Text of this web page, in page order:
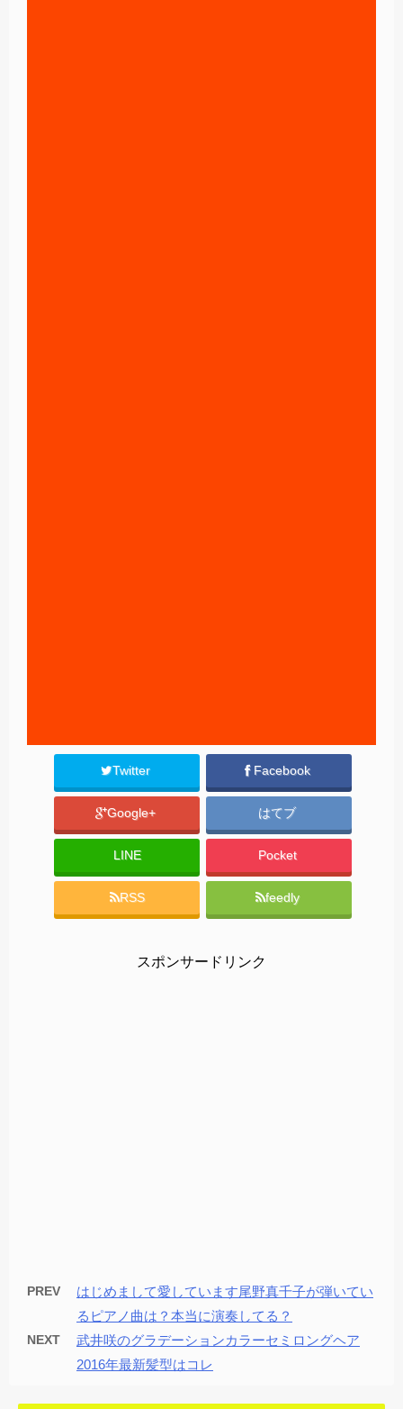
Twitter Facebook
Google+ はてブ
LINE Pocket
RSS feedly
スポンサードリンク
PREV
はじめまして愛しています尾野真千子が弾いてい
るピアノ曲は？本当に演奏してる？
NEXT
武井咲のグラデーションカラーセミロングヘア
2016年最新髪型はコレ